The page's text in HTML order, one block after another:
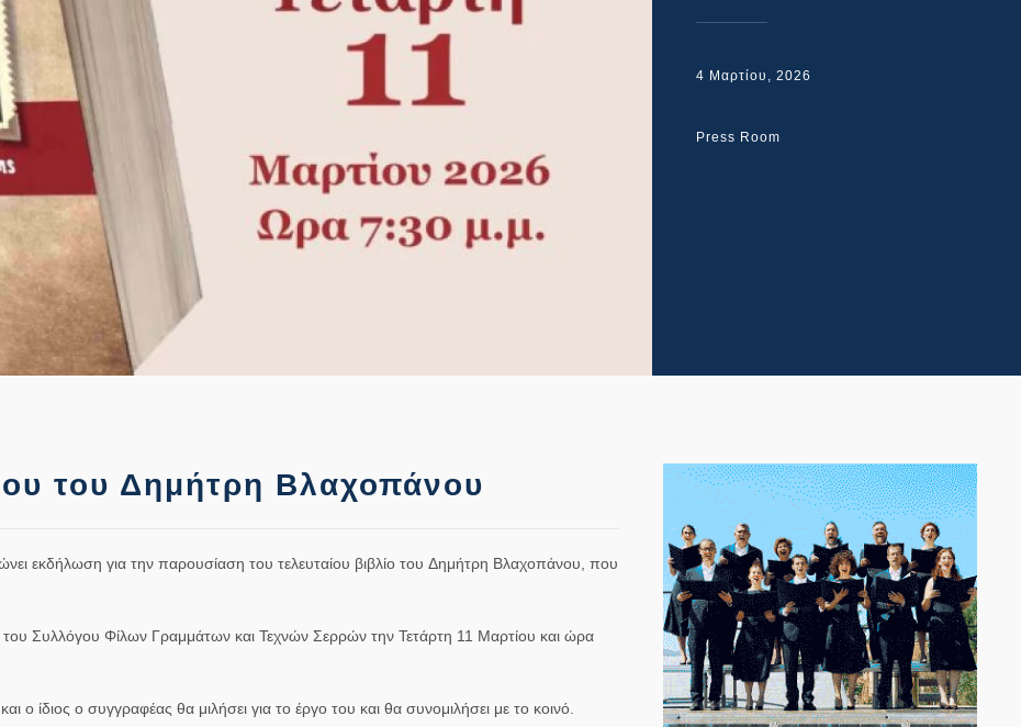
4 Μαρτίου, 2026
Press Room
του Δημήτρη Βλαχοπάνου
εκδήλωση για την παρουσίαση του τελευταίου βιβλίο του Δημήτρη Βλαχοπάνου , που
Συλλόγου Φίλων Γραμμάτων και Τεχνών Σερρών την Τετάρτη 11 Μαρτίου και ώρα
ίδιος ο συγγραφέας θα μιλήσει για το έργο του και θα συνομιλήσει με το κοινό.